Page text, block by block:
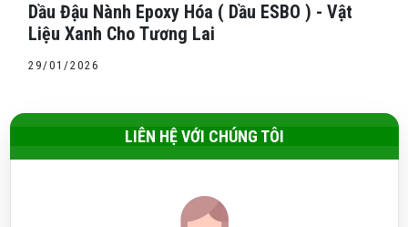
Dầu Đậu Nành Epoxy Hóa ( Dầu ESBO ) - Vật
Liệu Xanh Cho Tương Lai
29/01/2026
LIÊN HỆ VỚI CHÚNG TÔI